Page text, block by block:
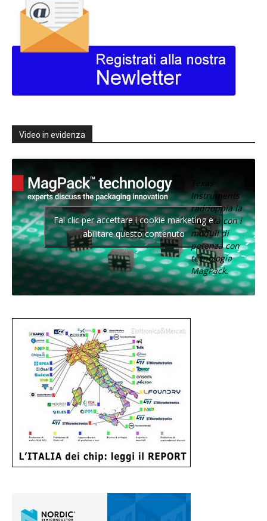
Video in evidenza
Texas
Instruments
raddoppia la
densità con i
moduli di
potenza con
tecnologia
MagPack.
Fai clic per accettare i cookie marketing e
abilitare questo contenuto